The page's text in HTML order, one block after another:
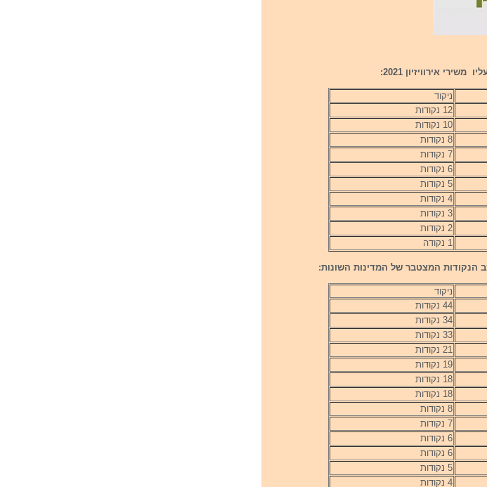
אירוויזיון 2021:
ניקוד
12 נקודות
10 נקודות
8 נקודות
7 נקודות
6 נקודות
5 נקודות
4 נקודות
3 נקודות
2 נקודות
1 נקודה
הנקודות המצטבר של המדינות השונות:
ניקוד
44 נקודות
34 נקודות
33 נקודות
21 נקודות
19 נקודות
18 נקודות
18 נקודות
8 נקודות
7 נקודות
6 נקודות
6 נקודות
5 נקודות
4 נקודות